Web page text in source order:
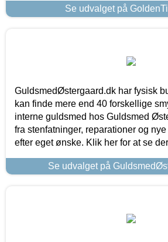
Se udvalget på
GuldsmedØstergaard.dk har fysisk
kan finde mere end 40 forskellige
interne guldsmed hos Guldsmed
fra stenfatninger, reparationer og
efter eget ønske. Klik her for at se
Se udvalget på